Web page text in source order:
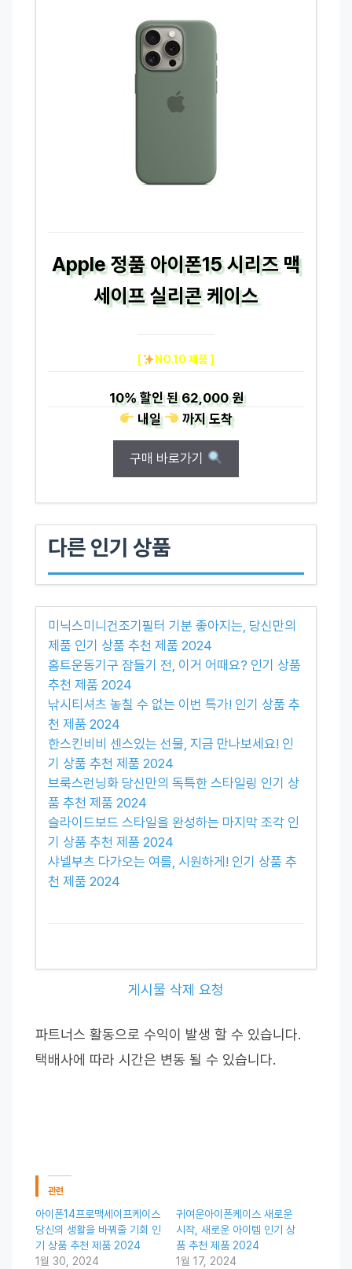
Apple 정품 아이폰15 시리즈 맥
세이프 실리콘 케이스
[ NO.10 제품 ]
10%할인 된62,000 원
내일
까지도착
구매 바로가기
다른 인기 상품
미닉스미니건조기필터 기분 좋아지는, 당신만의
제품 인기 상품 추천 제품 2024
홈트운동기구 잠들기 전, 이거 어때요? 인기 상품
추천 제품 2024
낚시티셔츠 놓칠 수 없는 이번 특가! 인기 상품 추
천 제품 2024
한스킨비비 센스있는 선물, 지금 만나보세요! 인
기 상품 추천 제품 2024
브룩스런닝화 당신만의 독특한 스타일링 인기 상
품 추천 제품 2024
슬라이드보드 스타일을 완성하는 마지막 조각 인
기 상품 추천 제품 2024
샤넬부츠 다가오는 여름, 시원하게! 인기 상품 추
천 제품 2024
게시물 삭제 요청
파트너스 활동으로 수익이 발생 할 수 있습니다.
택배사에 따라 시간은 변동 될 수 있습니다.
관련
아이폰14프로맥세이프케이스
당신의 생활을 바꿔줄 기회 인
기 상품 추천 제품 2024
1월 30, 2024
귀여운아이폰케이스 새로운
시작, 새로운 아이템 인기 상
품 추천 제품 2024
1월 17, 2024